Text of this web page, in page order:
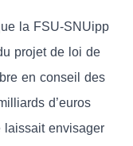
la FSU-SNUipp
projet de loi de
en conseil des
d’euros
laissait envisager